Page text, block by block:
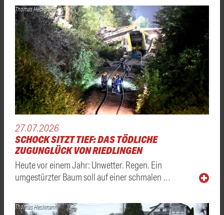
Thomas Heckmann
27.07.2026
SCHOCK SITZT TIEF: DAS TÖDLICHE
ZUGUNGLÜCK VON RIEDLINGEN
Heute vor einem Jahr: Unwetter. Regen. Ein
umgestürzter Baum soll auf einer schmalen …
Thomas Heckmann